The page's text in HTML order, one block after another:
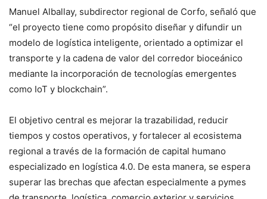
Manuel Alballay, subdirector regional de Corfo, señaló que
“el proyecto tiene como propósito diseñar y difundir un
modelo de logística inteligente, orientado a optimizar el
transporte y la cadena de valor del corredor bioceánico
mediante la incorporación de tecnologías emergentes
como IoT y blockchain”.
El objetivo central es mejorar la trazabilidad, reducir
tiempos y costos operativos, y fortalecer al ecosistema
regional a través de la formación de capital humano
especializado en logística 4.0. De esta manera, se espera
superar las brechas que afectan especialmente a pymes